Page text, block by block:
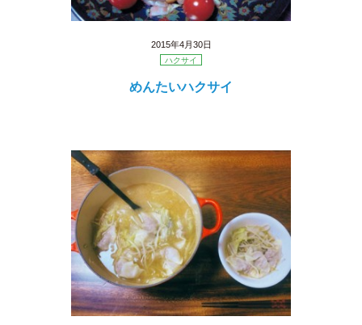
2015年4月30日
ハクサイ
めんたいハクサイ